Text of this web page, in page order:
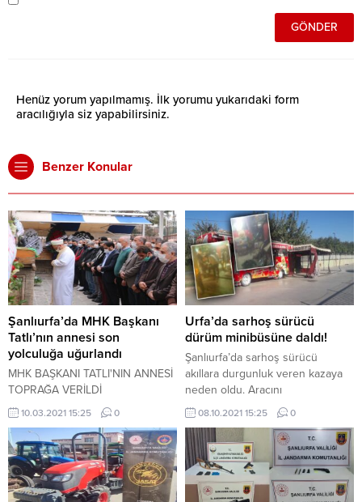
Henüz yorum yapılmamış. İlk yorumu yukarıdaki form
aracılığıyla siz yapabilirsiniz.
Benzer Konular
Şanlıurfa’da MHK Başkanı
Tatlı’nın annesi son
yolculuğa uğurlandı
MHK BAŞKANI TATLI'NIN ANNESİ
TOPRAĞA VERİLDİ
10.03.2021 15:25 0
Urfa’da sarhoş sürücü
dürüm minibüsüne daldı!
Şanlıurfa’da sarhoş sürücü
akıllara durgunluk veren kazaya
neden oldu. Aracını
durduramayan şoför dürümcü
minibüsüne daldı, 3 kişi yaralandı.
Kaza, Şanlıurfa Kuzeydoğu Çevre
Yolu’ndaki sulama kanalı
kenarında gece saatlerinde
yaşandı. İddiaya göre, yemek için
08.10.2021 15:25 0